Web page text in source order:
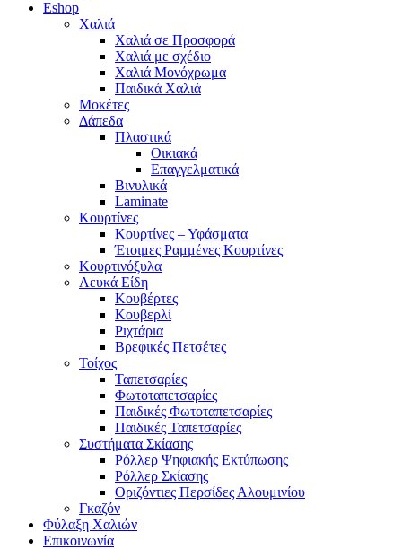
Eshop
Χαλιά
Χαλιά σε Προσφορά
Χαλιά με σχέδιο
Χαλιά Μονόχρωμα
Παιδικά Χαλιά
Μοκέτες
Δάπεδα
Πλαστικά
Οικιακά
Επαγγελματικά
Βινυλικά
Laminate
Κουρτίνες
Κουρτίνες – Υφάσματα
Έτοιμες Ραμμένες Κουρτίνες
Κουρτινόξυλα
Λευκά Είδη
Κουβέρτες
Κουβερλί
Ριχτάρια
Βρεφικές Πετσέτες
Τοίχος
Ταπετσαρίες
Φωτοταπετσαρίες
Παιδικές Φωτοταπετσαρίες
Παιδικές Ταπετσαρίες
Συστήματα Σκίασης
Ρόλλερ Ψηφιακής Εκτύπωσης
Ρόλλερ Σκίασης
Οριζόντιες Περσίδες Αλουμινίου
Γκαζόν
Φύλαξη Χαλιών
Επικοινωνία